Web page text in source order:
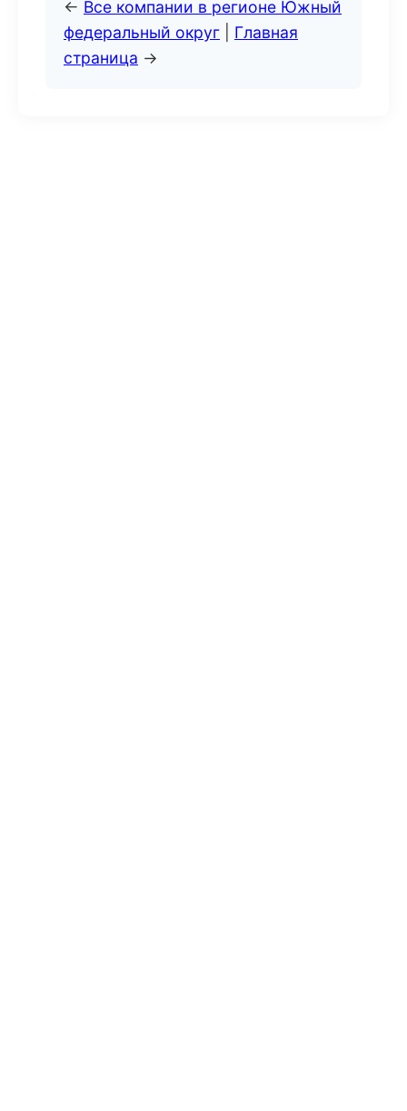
← Все компании в регионе Южный
федеральный округ
Главная
страница →